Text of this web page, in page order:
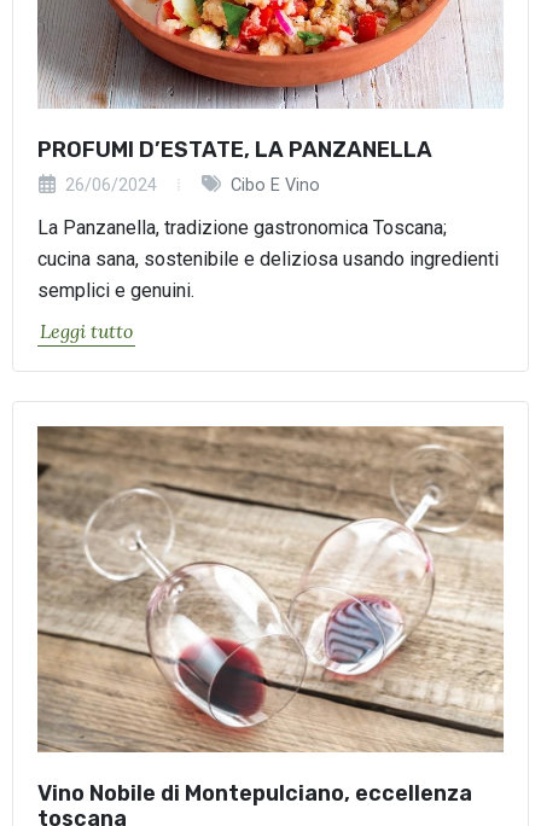
PROFUMI D’ESTATE, LA PANZANELLA
26/06/2024 Cibo E Vino
La Panzanella, tradizione gastronomica Toscana;
cucina sana, sostenibile e deliziosa usando ingredienti
semplici e genuini.
Leggi tutto
Vino Nobile di Montepulciano, eccellenza
toscana